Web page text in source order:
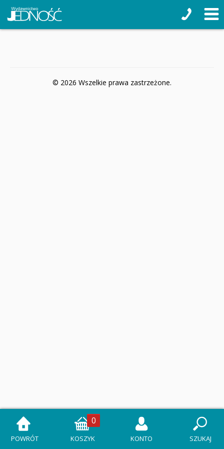
© 2026 Wszelkie prawa zastrzeżone.
POWRÓT
0
KOSZYK KONTO SZUKAJ